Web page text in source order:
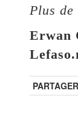
Plus
Erwan